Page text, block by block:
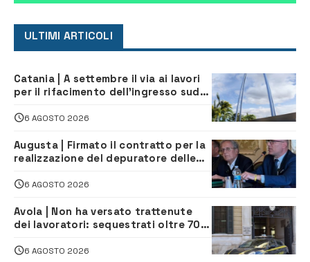
ULTIMI ARTICOLI
Catania | A settembre il via ai lavori
per il rifacimento dell’ingresso sud
6 AGOSTO 2026
Augusta | Firmato il contratto per la
realizzazione del depuratore delle
6 AGOSTO 2026
Avola | Non ha versato trattenute
dei lavoratori: sequestrati oltre 700
climatizzazione
6 AGOSTO 2026